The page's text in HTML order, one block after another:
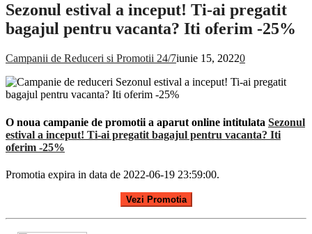
Sezonul estival a inceput! Ti-ai pregatit
bagajul pentru vacanta? Iti oferim -25%
Campanii de Reduceri si Promotii 24/7iunie 15, 20220
O noua campanie de promotii a aparut online intitulata Sezonul
estival a inceput! Ti-ai pregatit bagajul pentru vacanta? Iti
oferim -25%
Promotia expira in data de 2022-06-19 23:59:00.
Vezi Promotia